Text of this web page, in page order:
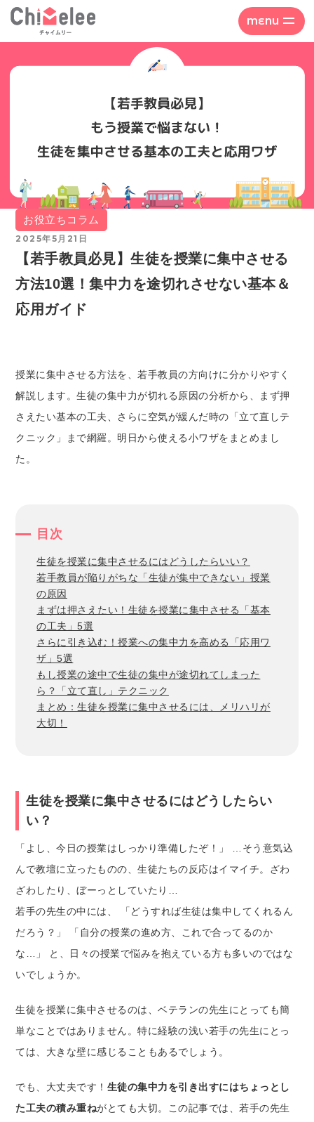
MENU
お役立ちコラム
2025年5月21日
【若手教員必見】生徒を授業に集中させる
方法10選！集中力を途切れさせない基本＆
応用ガイド
授業に集中させる方法を、若手教員の方向けに分かりやすく
解説します。生徒の集中力が切れる原因の分析から、まず押
さえたい基本の工夫、さらに空気が緩んだ時の「立て直しテ
クニック」まで網羅。明日から使える小ワザをまとめまし
た。
目次
生徒を授業に集中させるにはどうしたらいい？
若手教員が陥りがちな「生徒が集中できない」授業
の原因
まずは押さえたい！生徒を授業に集中させる「基本
の工夫」5選
さらに引き込む！授業への集中力を高める「応用ワ
ザ」5選
もし授業の途中で生徒の集中が途切れてしまった
ら？「立て直し」テクニック
まとめ：生徒を授業に集中させるには、メリハリが
大切！
生徒を授業に集中させるにはどうしたらい
い？
「よし、今日の授業はしっかり準備したぞ！」 …そう意気込
んで教壇に立ったものの、生徒たちの反応はイマイチ。ざわ
ざわしたり、ぼーっとしていたり…
若手の先生の中には、 「どうすれば生徒は集中してくれるん
だろう？」 「自分の授業の進め方、これで合ってるのか
な…」 と、日々の授業で悩みを抱えている方も多いのではな
いでしょうか。
生徒を授業に集中させるのは、ベテランの先生にとっても簡
単なことではありません。特に経験の浅い若手の先生にとっ
ては、大きな壁に感じることもあるでしょう。
でも、大丈夫です！ 生徒の集中力を引き出すにはちょっとし
た工夫の積み重ねがとても大切。この記事では、若手の先生